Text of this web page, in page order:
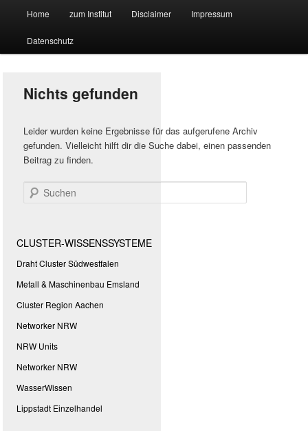
Suchmaschine Forschung und
Technologie
Zum
primären
springen
Zum
sekundären
springen
Home zum Institut Disclaimer Impressum
Datenschutz
Nichts gefunden
Leider wurden keine Ergebnisse für das aufgerufene Archiv
gefunden. Vielleicht hilft dir die Suche dabei, einen passenden
Beitrag zu finden.
Suchen
CLUSTER-WISSENSSYSTEME
Draht Cluster Südwestfalen
Metall & Maschinenbau Emsland
Cluster Region Aachen
Networker NRW
NRW Units
Networker NRW
WasserWissen
Lippstadt Einzelhandel